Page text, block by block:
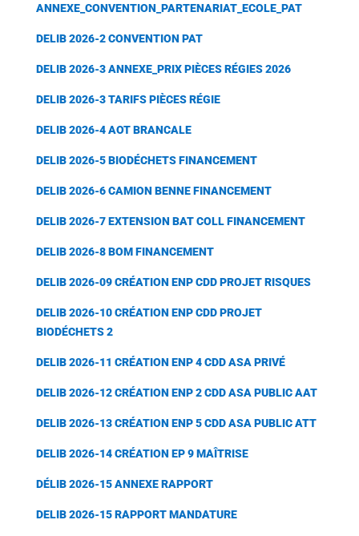
ANNEXE_CONVENTION_PARTENARIAT_ECOLE_PAT
DELIB 2026-2 CONVENTION PAT
DELIB 2026-3 ANNEXE_PRIX PIÈCES RÉGIES 2026
DELIB 2026-3 TARIFS PIÈCES RÉGIE
DELIB 2026-4 AOT BRANCALE
DELIB 2026-5 BIODÉCHETS FINANCEMENT
DELIB 2026-6 CAMION BENNE FINANCEMENT
DELIB 2026-7 EXTENSION BAT COLL FINANCEMENT
DELIB 2026-8 BOM FINANCEMENT
DELIB 2026-09 CRÉATION ENP CDD PROJET RISQUES
DELIB 2026-10 CRÉATION ENP CDD PROJET
BIODÉCHETS 2
DELIB 2026-11 CRÉATION ENP 4 CDD ASA PRIVÉ
DELIB 2026-12 CRÉATION ENP 2 CDD ASA PUBLIC AAT
DELIB 2026-13 CRÉATION ENP 5 CDD ASA PUBLIC ATT
DELIB 2026-14 CRÉATION EP 9 MAÎTRISE
DÉLIB 2026-15 ANNEXE RAPPORT
DELIB 2026-15 RAPPORT MANDATURE